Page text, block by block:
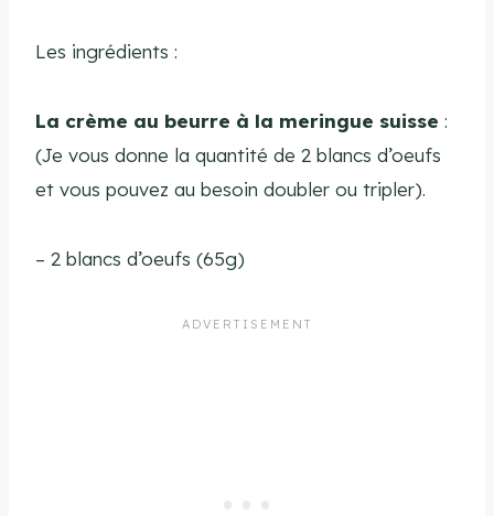
Les ingrédients :
La crème au beurre à la meringue suisse :
(Je vous donne la quantité de 2 blancs d’oeufs
et vous pouvez au besoin doubler ou tripler).
– 2 blancs d’oeufs (65g)